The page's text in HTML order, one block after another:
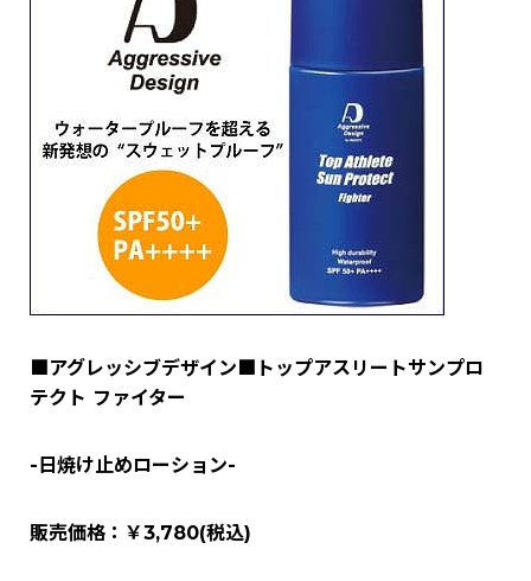
■アグレッシブデザイン■トップアスリートサンプロ
テクト ファイター
-日焼け止めローション-
販売価格：￥3,780(税込)